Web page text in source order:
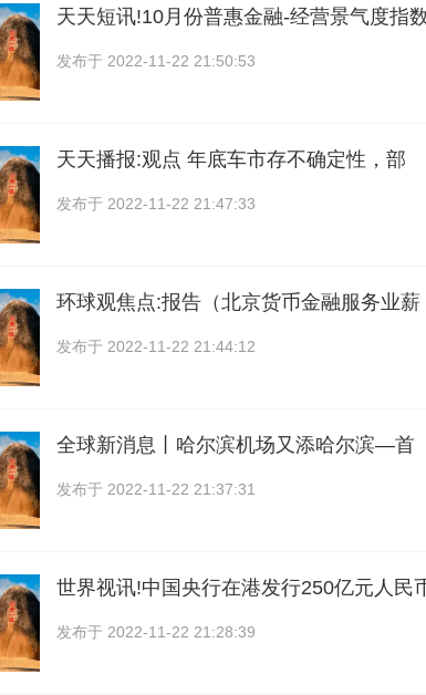
天天短讯!10月份普惠金融-经营景气度指
发布于 2022-11-22 21:50:53
天天播报:观点 年底车市存不确定性，部
发布于 2022-11-22 21:47:33
环球观焦点:报告（北京货币金融服务业薪
发布于 2022-11-22 21:44:12
全球新消息丨哈尔滨机场又添哈尔滨—首
发布于 2022-11-22 21:37:31
世界视讯!中国央行在港发行250亿元人民
发布于 2022-11-22 21:28:39